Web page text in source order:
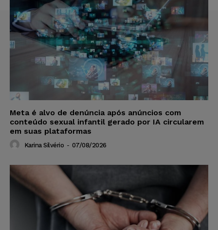
Meta é alvo de denúncia após anúncios com
conteúdo sexual infantil gerado por IA circularem
em suas plataformas
Karina Silvério - 07/08/2026